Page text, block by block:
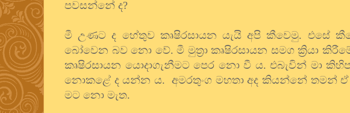
පවසන්නේ ද?
මී උණට ද හේතුව කෘෂිරසායන යැයි අපි කීවෙමු. එසේ
බෝවෙන බව නො වේ. මී මුත්‍රා කෘෂිරසායන සමග ක්‍රියා
කෘෂිරසායන යොදාගැනීමට පෙර නො වී ය. එබැවින් මා
නොකළේ ද යන්න ය. අමරතුංග මහතා අද කියන්නේ තමන්
මට නො මැත.